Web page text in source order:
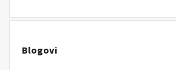
Blogovi